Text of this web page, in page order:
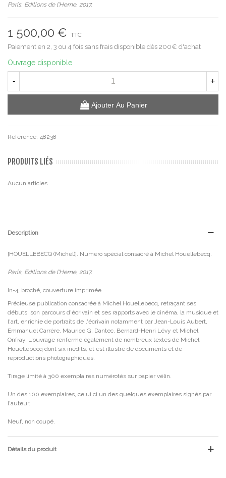
Paris, Editions de l'Herne, 2017.
1 500,00 € TTC
Paiement en 2, 3 ou 4 fois sans frais disponible dès 200€ d'achat
Ouvrage disponible
- +
Ajouter Au Panier
Référence: 48238
PRODUITS LIÉS
Aucun articles
Description
[HOUELLEBECQ (Michel)]. Numéro spécial consacré à Michel Houellebecq.
Paris, Editions de l'Herne, 2017.
In-4, broché, couverture imprimée.
Précieuse publication consacrée à Michel Houellebecq, retraçant ses
débuts, son parcours d'écrivain et ses rapports avec le cinéma, la musique et
l'art, enrichie de portraits de l'écrivain notamment par Jean-Louis Aubert,
Emmanuel Carrère, Maurice G. Dantec, Bernard-Henri Lévy et Michel
Onfray. L'ouvrage renferme également de nombreux textes de Michel
Houellebecq dont six inédits, et est illustré de documents et de
reproductions photographiques.
Tirage limité à 300 exemplaires numérotés sur papier vélin.
Un des 100 exemplaires, celui ci un des quelques exemplaires signés par
l'auteur.
Neuf, non coupé.
Détails du produit